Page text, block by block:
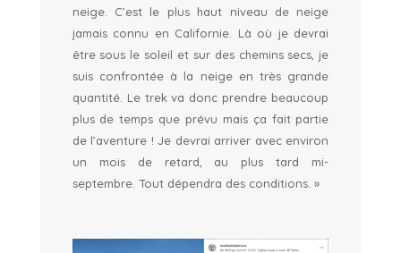
neige. C’est le plus haut niveau de neige
jamais connu en Californie. Là où je devrai
être sous le soleil et sur des chemins secs, je
suis confrontée à la neige en très grande
quantité. Le trek va donc prendre beaucoup
plus de temps que prévu mais ça fait partie
de l’aventure ! Je devrai arriver avec environ
un mois de retard, au plus tard mi-
septembre. Tout dépendra des conditions. »